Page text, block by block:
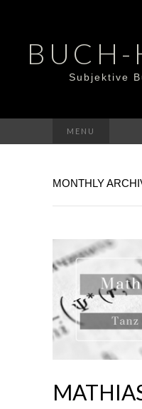
BUCH-
Subjektive
MENU
MONTHLY